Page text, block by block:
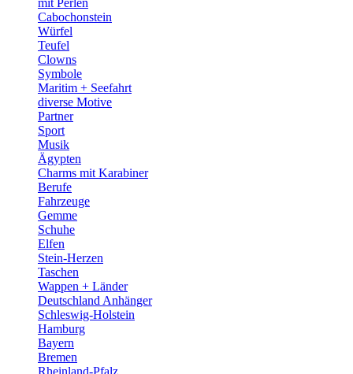
Cabochonstein
Würfel
Teufel
Clowns
Symbole
Maritim + Seefahrt
diverse Motive
Partner
Sport
Musik
Ägypten
Charms mit Karabiner
Berufe
Fahrzeuge
Gemme
Schuhe
Elfen
Stein-Herzen
Taschen
Wappen + Länder
Deutschland Anhänger
Schleswig-Holstein
Hamburg
Bayern
Bremen
Rheinland-Pfalz